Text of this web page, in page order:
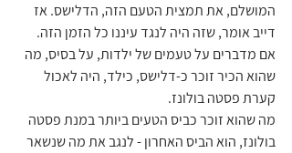
המושלם, את תמצית הטעם הזה, הדלישס. אז
דייב אומר, שזה היה לנגד עיננו כל הזמן הזה.
אם מדברים על טעמים של ילדות, על בסיס, מה
שהוא הכיר זוכר כ-דלישס, כילד, היה לאכול
קערת פסטה בולונז.
מה שהוא זוכר כביס הטעים ביותר במנת פסטה
בולונז, הוא הביס האחרון - לנגב את מה שנשאר